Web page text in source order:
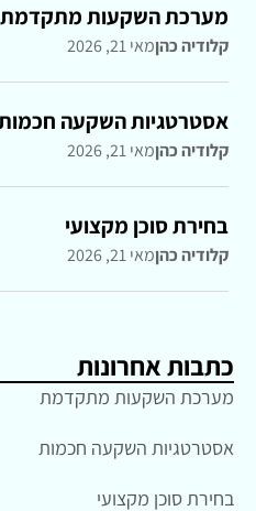
מערכת השקעות מתקדמת
קלודיה כהןמאי 21, 2026
אסטרטגיות השקעה
קלודיה כהןמאי 21, 2026
בחירת סוכן מקצועי
קלודיה כהןמאי 21, 2026
כתבות אחרונות
מערכת השקעות מתקדמת
אסטרטגיות השקעה חכמות
בחירת סוכן מקצועי